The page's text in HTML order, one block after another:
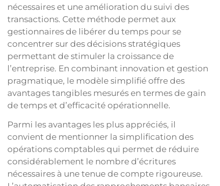
nécessaires et une amélioration du suivi des
transactions. Cette méthode permet aux
gestionnaires de libérer du temps pour se
concentrer sur des décisions stratégiques
permettant de stimuler la croissance de
l’entreprise. En combinant innovation et gestion
pragmatique, le modèle simplifié offre des
avantages tangibles mesurés en termes de gain
de temps et d’efficacité opérationnelle.
Parmi les avantages les plus appréciés, il
convient de mentionner la simplification des
opérations comptables qui permet de réduire
considérablement le nombre d’écritures
nécessaires à une tenue de compte rigoureuse.